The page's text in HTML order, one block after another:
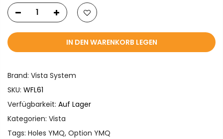
IN DEN WARENKORB LEGEN
Brand: Vista System
SKU: WFL61
Verfügbarkeit: Auf Lager
Kategorien: Vista
Tags: Holes YMQ, Option YMQ